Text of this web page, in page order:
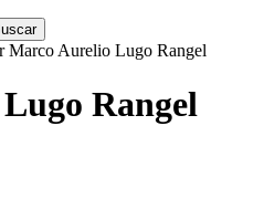
Marco Aurelio Lugo Rangel
Rangel